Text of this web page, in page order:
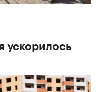
ускорилось